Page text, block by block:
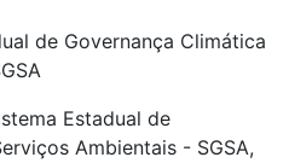
de Governança Climática
Estadual de
Ambientais - SGSA,